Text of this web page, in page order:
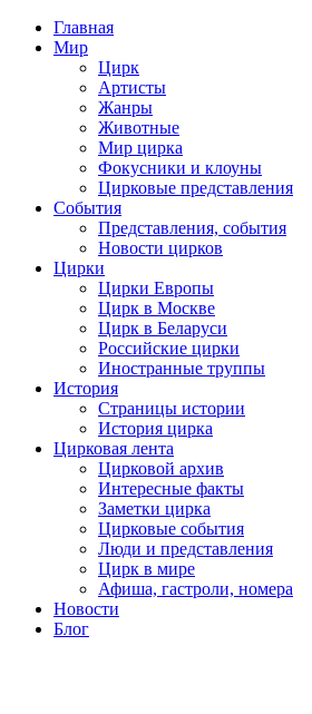
Главная
Мир
Цирк
Артисты
Жанры
Животные
Мир цирка
Фокусники и клоуны
Цирковые представления
События
Представления, события
Новости цирков
Цирки
Цирки Европы
Цирк в Москве
Цирк в Беларуси
Российские цирки
Иностранные труппы
История
Страницы истории
История цирка
Цирковая лента
Цирковой архив
Интересные факты
Заметки цирка
Цирковые события
Люди и представления
Цирк в мире
Афиша, гастроли, номера
Новости
Блог